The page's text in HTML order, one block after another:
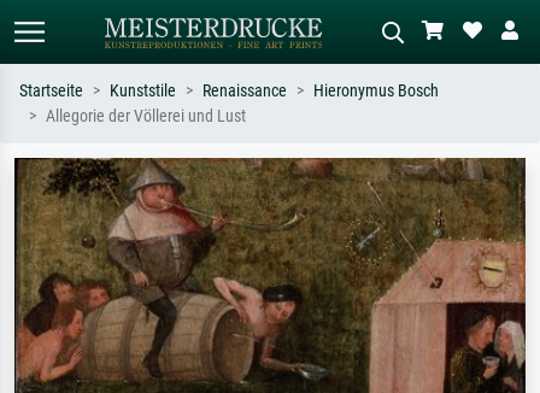
Suchen Sie nach Künstlern, Werktiteln
oder Stilen – z.B. Monet,
Sternennacht, Impressionismus, Welle
Hokusai, Akt.
Beschreiben Sie die Szene – z.B. Grüne
Wiese, Abstrakt mit viel Rot, Dunkles
Ölgemälde, Stehender Akt neben einem
Baum.
Startseite Kunststile Renaissance
Hieronymus Bosch
Allegorie der Völlerei und Lust